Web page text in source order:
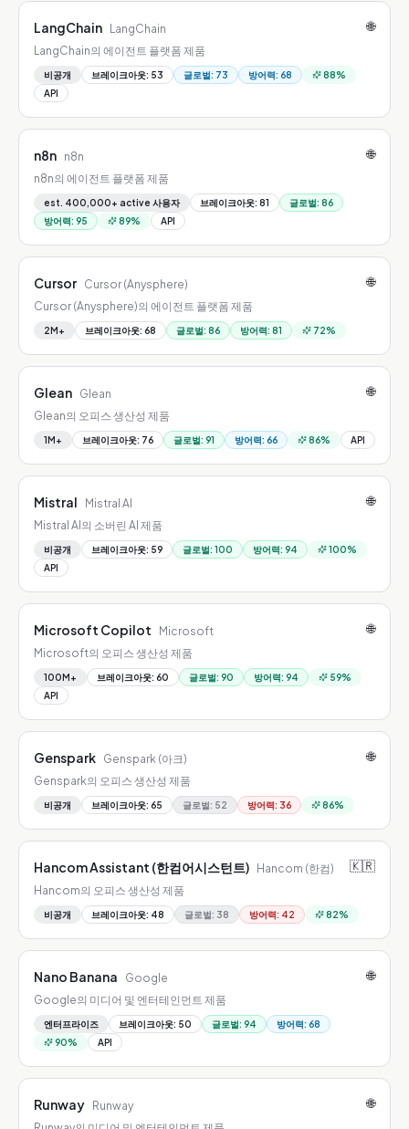
LangChain LangChain 🌐
LangChain의 에이전트 플랫폼 제품
비공개 브레이크아웃: 53 글로벌: 73 방어력: 68 88%
API
n8n n8n 🌐
n8n의 에이전트 플랫폼 제품
est. 400,000+ active 사용자 브레이크아웃: 81 글로벌: 86
방어력: 95 89% API
Cursor Cursor (Anysphere) 🌐
Cursor (Anysphere)의 에이전트 플랫폼 제품
2M+ 브레이크아웃: 68 글로벌: 86 방어력: 81 72%
Glean Glean 🌐
Glean의 오피스 생산성 제품
1M+ 브레이크아웃: 76 글로벌: 91 방어력: 66 86% API
Mistral Mistral AI 🌐
Mistral AI의 소버린 AI 제품
비공개 브레이크아웃: 59 글로벌: 100 방어력: 94 100%
API
Microsoft Copilot Microsoft 🌐
Microsoft의 오피스 생산성 제품
100M+ 브레이크아웃: 60 글로벌: 90 방어력: 94 59%
API
Genspark Genspark (아크) 🌐
Genspark의 오피스 생산성 제품
비공개 브레이크아웃: 65 글로벌: 52 방어력: 36 86%
Hancom Assistant (한컴어시스턴트) Hancom (한컴) 🇰🇷
Hancom의 오피스 생산성 제품
비공개 브레이크아웃: 48 글로벌: 38 방어력: 42 82%
Nano Banana Google 🌐
Google의 미디어 및 엔터테인먼트 제품
엔터프라이즈 브레이크아웃: 50 글로벌: 94 방어력: 68
90% API
Runway Runway 🌐